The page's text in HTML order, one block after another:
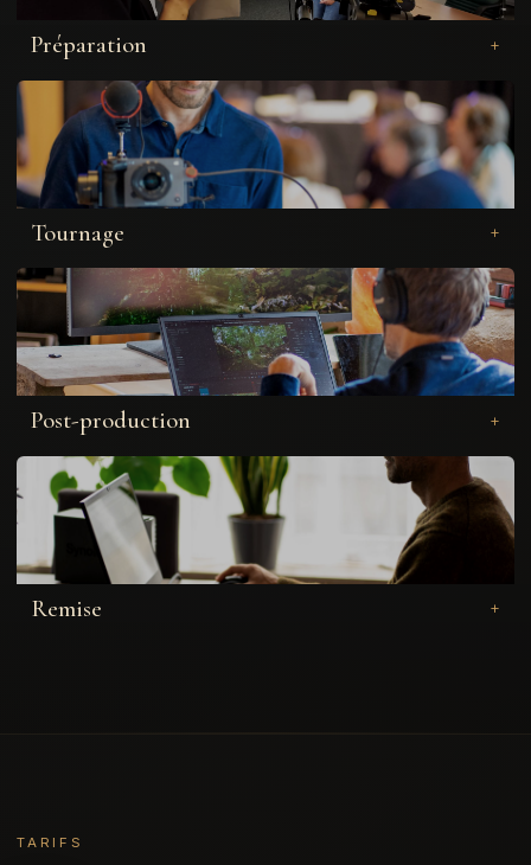
Préparation
Tournage
Post-production
Remise
TARIFS